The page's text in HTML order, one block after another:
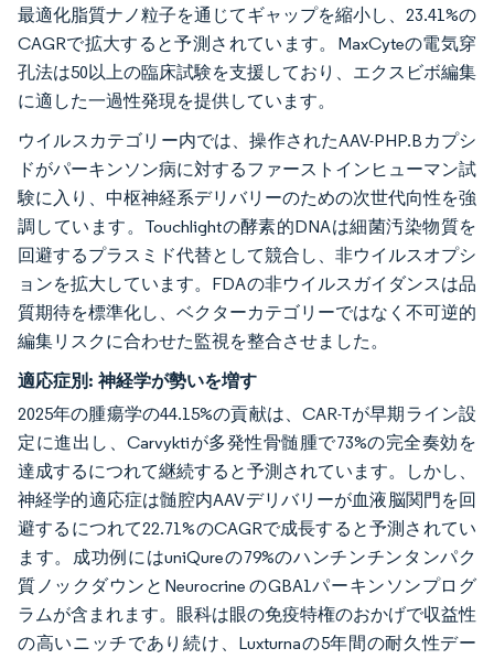
最適化脂質ナノ粒子を通じてギャップを縮小し、23.41%の
CAGRで拡大すると予測されています。MaxCyteの電気穿
孔法は50以上の臨床試験を支援しており、エクスビボ編集
に適した一過性発現を提供しています。
ウイルスカテゴリー内では、操作されたAAV-PHP.Bカプシ
ドがパーキンソン病に対するファーストインヒューマン試
験に入り、中枢神経系デリバリーのための次世代向性を強
調しています。Touchlightの酵素的DNAは細菌汚染物質を
回避するプラスミド代替として競合し、非ウイルスオプシ
ョンを拡大しています。FDAの非ウイルスガイダンスは品
質期待を標準化し、ベクターカテゴリーではなく不可逆的
編集リスクに合わせた監視を整合させました。
適応症別: 神経学が勢いを増す
2025年の腫瘍学の44.15%の貢献は、CAR-Tが早期ライン設
定に進出し、Carvyktiが多発性骨髄腫で73%の完全奏効を
達成するにつれて継続すると予測されています。しかし、
神経学的適応症は髄腔内AAVデリバリーが血液脳関門を回
避するにつれて22.71%のCAGRで成長すると予測されてい
ます。成功例にはuniQureの79%のハンチンチンタンパク
質ノックダウンとNeurocrine のGBA1パーキンソンプログ
ラムが含まれます。眼科は眼の免疫特権のおかげで収益性
の高いニッチであり続け、Luxturnaの5年間の耐久性デー